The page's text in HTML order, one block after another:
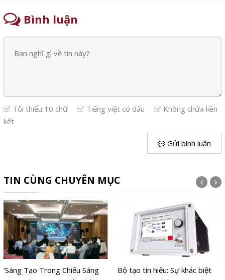
Bình luận
Tối thiểu 10 chữ Tiếng việt có dấu
Không chứa liên
kết
Gửi bình luận
TIN CÙNG CHUYÊN MỤC
'Sáng Tạo Trong Chiếu Sáng
Bộ tạo tín hiệu: Sự khác biệt